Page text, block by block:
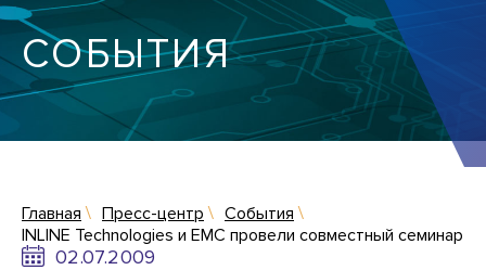
СОБЫТИЯ
Главная Пресс-центр
События
INLINE Technologies и EMC провели совместный семинар
02.07.2009